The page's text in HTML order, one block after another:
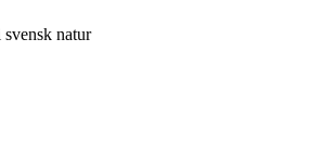
natur